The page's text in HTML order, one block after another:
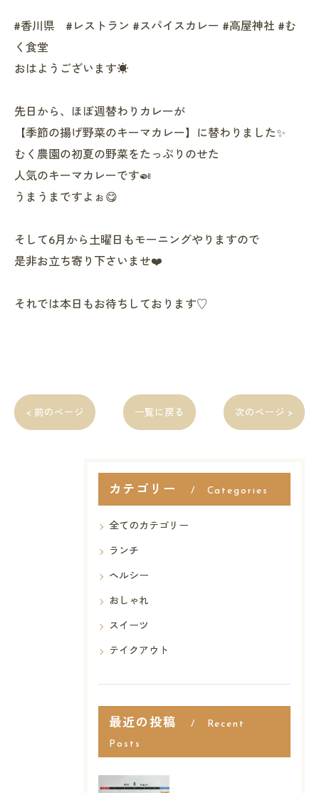
#香川県 #レストラン #スパイスカレー #高屋神社 #む
く食堂
おはようございます☀
先日から、ほぼ週替わりカレーが
【季節の揚げ野菜のキーマカレー】に替わりました✨
むく農園の初夏の野菜をたっぷりのせた
人気のキーマカレーです🍛
うまうまですよぉ😋
そして6月から土曜日もモーニングやりますので
是非お立ち寄り下さいませ❤️
それでは本日もお待ちしております♡
< 前のページ 一覧に戻る 次のページ >
カテゴリー Categories
全てのカテゴリー
ランチ
ヘルシー
おしゃれ
スイーツ
テイクアウト
最近の投稿 Recent
Posts